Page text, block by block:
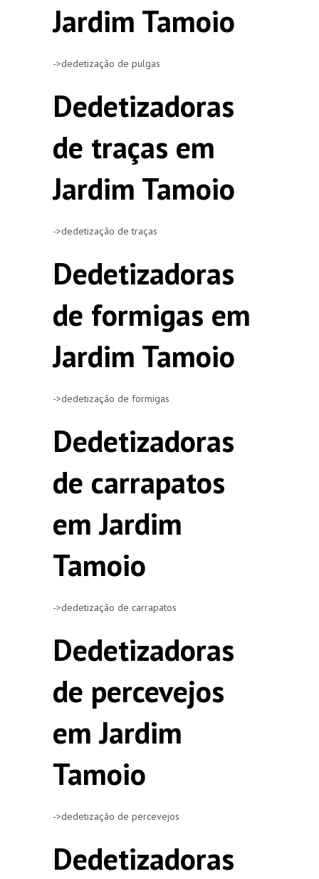
Jardim Tamoio
->dedetização de pulgas
Dedetizadoras
de traças em
Jardim Tamoio
->dedetização de traças
Dedetizadoras
de formigas em
Jardim Tamoio
->dedetização de formigas
Dedetizadoras
de carrapatos
em Jardim
Tamoio
->dedetização de carrapatos
Dedetizadoras
de percevejos
em Jardim
Tamoio
->dedetização de percevejos
Dedetizadoras